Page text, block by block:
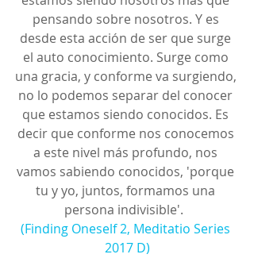
pensando sobre nosotros. Y es
desde esta acción de ser que surge
el auto conocimiento. Surge como
una gracia, y conforme va surgiendo,
no lo podemos separar del conocer
que estamos siendo conocidos. Es
decir que conforme nos conocemos
a este nivel más profundo, nos
vamos sabiendo conocidos, 'porque
tu y yo, juntos, formamos una
persona indivisible'.
(Finding Oneself 2, Meditatio Series
2017 D)